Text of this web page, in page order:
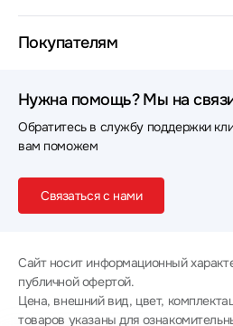
Покупателям
Нужна помощь? Мы на
Обратитесь в службу поддержки
вам поможем
Связаться с нами
Сайт носит информационный
публичной офертой.
Цена, внешний вид, цвет,
товаров указаны для